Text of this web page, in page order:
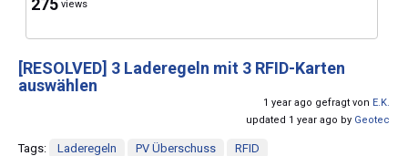
views
[RESOLVED] 3 Laderegeln mit 3 RFID-Karten
auswählen
1 year ago gefragt von E.K.
updated 1 year ago by Geotec
Tags: Laderegeln PV Überschuss
RFID